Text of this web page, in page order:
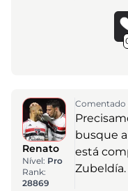
Renato
Nível: Pro
Rank:
28869
Comentado
busque
está
Zubeldía.